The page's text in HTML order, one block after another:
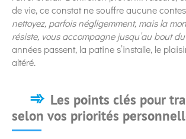
de vie, ce constat ne souffre aucune
nettoyez, parfois négligemment, mais la
résiste, vous accompagne jusqu’au bout
années passent, la patine s’installe, le
altéré.
Les points clés pour
selon vos priorités